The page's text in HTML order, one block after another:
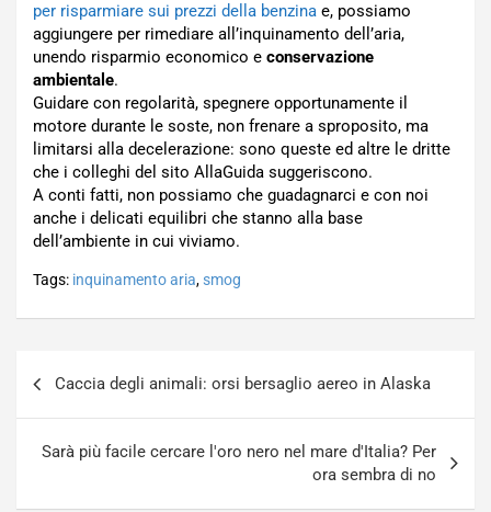
per risparmiare sui prezzi della benzina e, possiamo
aggiungere per rimediare all’inquinamento dell’aria,
unendo risparmio economico e conservazione
ambientale.
Guidare con regolarità, spegnere opportunamente il
motore durante le soste, non frenare a sproposito, ma
limitarsi alla decelerazione: sono queste ed altre le dritte
che i colleghi del sito AllaGuida suggeriscono.
A conti fatti, non possiamo che guadagnarci e con noi
anche i delicati equilibri che stanno alla base
dell’ambiente in cui viviamo.
Tags: inquinamento aria,smog
Caccia degli animali: orsi bersaglio aereo in Alaska
Sarà più facile cercare l'oro nero nel mare d'Italia? Per
ora sembra di no